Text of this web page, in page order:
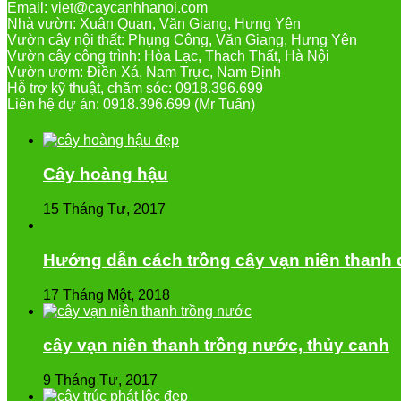
Email: viet@caycanhhanoi.com
Nhà vườn: Xuân Quan, Văn Giang, Hưng Yên
Vườn cây nội thất: Phụng Công, Văn Giang, Hưng Yên
Vườn cây công trình: Hòa Lạc, Thạch Thất, Hà Nội
Vườn ươm: Điền Xá, Nam Trực, Nam Định
Hỗ trợ kỹ thuật, chăm sóc: 0918.396.699
Liên hệ dự án: 0918.396.699 (Mr Tuấn)
Cây hoàng hậu
15 Tháng Tư, 2017
Hướng dẫn cách trồng cây vạn niên thanh
17 Tháng Một, 2018
cây vạn niên thanh trồng nước, thủy canh
9 Tháng Tư, 2017